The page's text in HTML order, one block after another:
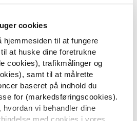
cookies
til at fungere
at huske dine foretrukne
cookies), trafikmålinger og
samt til at målrette
baseret på indhold du
for (markedsføringscookies).
vi behandler dine
‘hvilket betyder’giver man læseren
er det op til læseren selv
hænger sammen i et samlet
derimod ikke forstår, hvordan
forbundet med hinanden, er det
hos læseren – og dermed